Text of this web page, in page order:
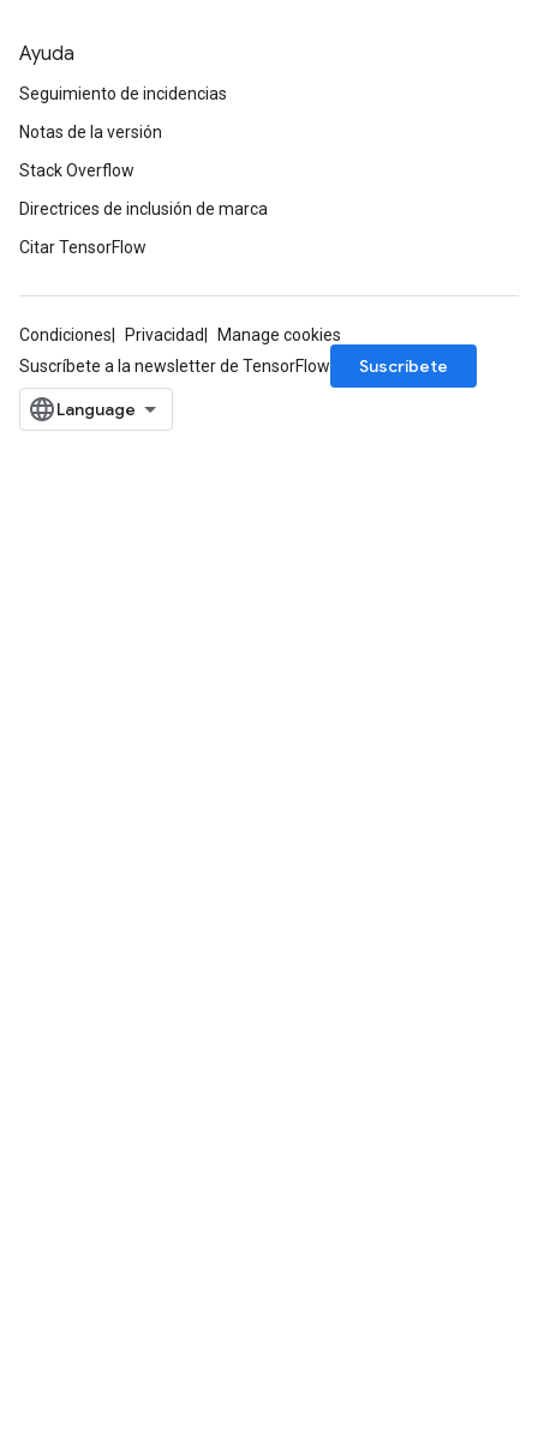
Ayuda
Seguimiento de incidencias
Notas de la versión
Stack Overflow
Directrices de inclusión de marca
Citar TensorFlow
Condiciones Privacidad
Manage cookies
Suscríbete a la newsletter de TensorFlow
Suscríbete